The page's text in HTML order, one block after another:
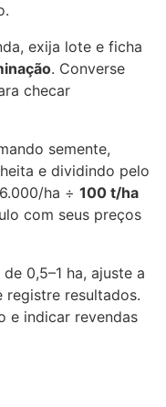
exija lote e ficha
. Converse
checar
semente,
e dividindo pelo
ha ÷ 100 t/ha
com seus preços
0,5–1 ha, ajuste a
registre resultados.
e indicar revendas